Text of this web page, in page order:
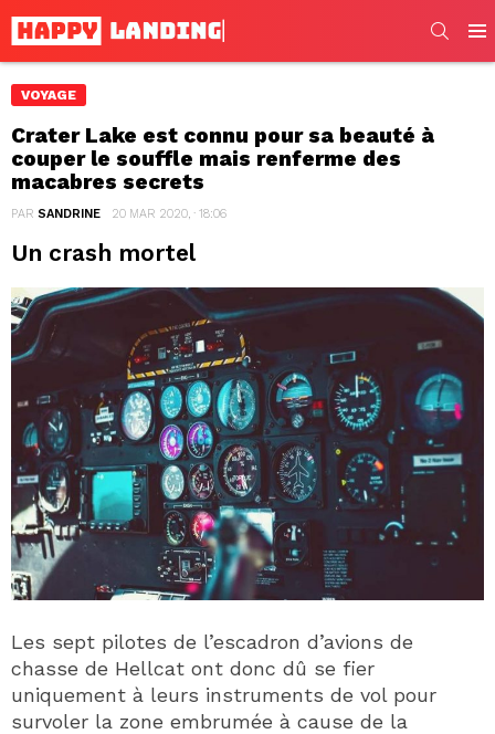
VOYAGE
Crater Lake est connu pour sa beauté à
couper le souffle mais renferme des
macabres secrets
PAR SANDRINE 20 MAR 2020, · 18:06
Un crash mortel
Les sept pilotes de l’escadron d’avions de
chasse de Hellcat ont donc dû se fier
uniquement à leurs instruments de vol pour
survoler la zone embrumée à cause de la